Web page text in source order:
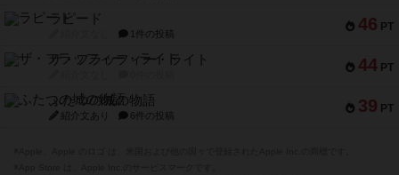
46 PT
ラピード
1件の投稿
44 PT
ザ・フラッフィー・ライト
39 PT
ふたつの城の物語
紹介文あり 6件の投稿